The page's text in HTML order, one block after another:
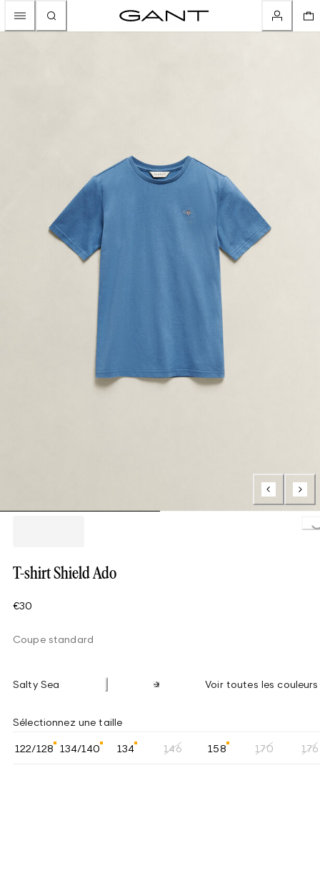
T-shirt Shield Ado
€30
Coupe standard
Salty Sea Voir toutes les couleurs
Sélectionnez une taille
122/128 134/140 134 146 158 170 176